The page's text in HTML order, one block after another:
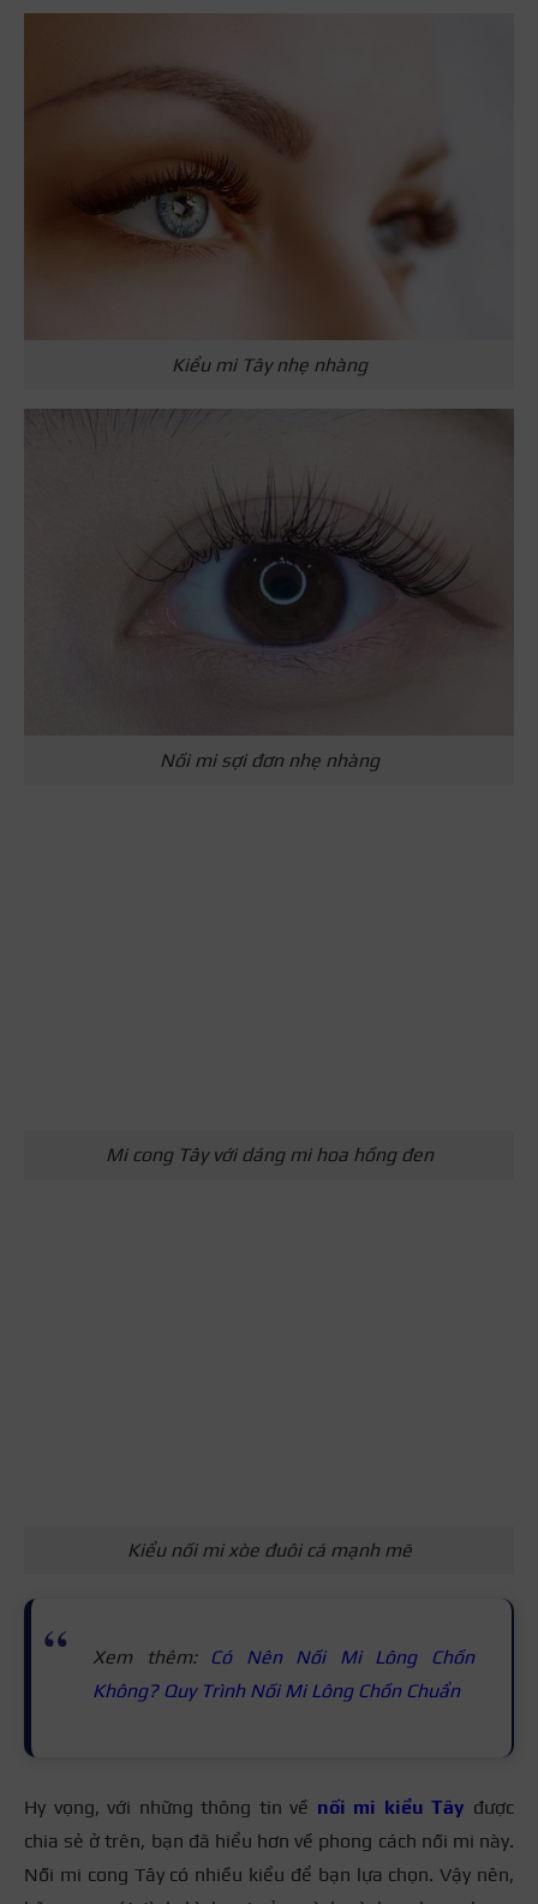
Kiểu mi Tây nhẹ nhàng
Nối mi sợi đơn nhẹ nhàng
Mi cong Tây với dáng mi hoa hồng đen
Kiểu nối mi xòe đuôi cá mạnh mẽ
Xem thêm: Có Nên Nối Mi Lông Chồn
Không? Quy Trình Nối Mi Lông Chồn Chuẩn
Hy vọng, với những thông tin về nối mi kiểu Tây được
chia sẻ ở trên, bạn đã hiểu hơn về phong cách nối mi này.
Nối mi cong Tây có nhiều kiểu để bạn lựa chọn. Vậy nên,